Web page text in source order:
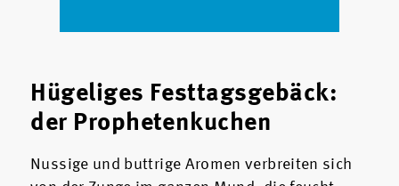
Hügeliges Festtagsgebäck:
der Prophetenkuchen
Nussige und buttrige Aromen verbreiten sich